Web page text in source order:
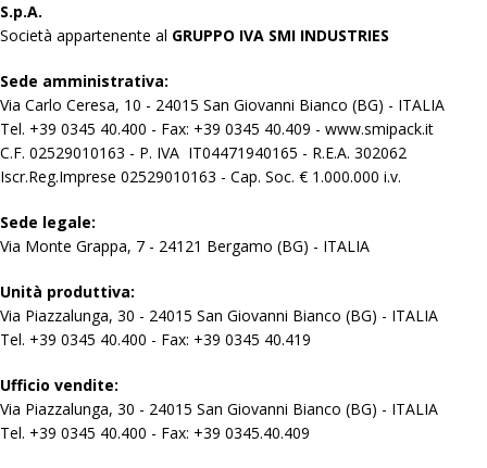
S.p.A.
Società appartenente al GRUPPO IVA SMI INDUSTRIES
Sede amministrativa:
Via Carlo Ceresa, 10 - 24015 San Giovanni Bianco (BG) - ITALIA
Tel. +39 0345 40.400 - Fax: +39 0345 40.409 - www.smipack.it
C.F. 02529010163 - P. IVA IT04471940165 - R.E.A. 302062
Iscr.Reg.Imprese 02529010163 - Cap. Soc. € 1.000.000 i.v.
Sede legale:
Via Monte Grappa, 7 - 24121 Bergamo (BG) - ITALIA
Unità produttiva:
Via Piazzalunga, 30 - 24015 San Giovanni Bianco (BG) - ITALIA
Tel. +39 0345 40.400 - Fax: +39 0345 40.419
Ufficio vendite:
Via Piazzalunga, 30 - 24015 San Giovanni Bianco (BG) - ITALIA
Tel. +39 0345 40.400 - Fax: +39 0345.40.409